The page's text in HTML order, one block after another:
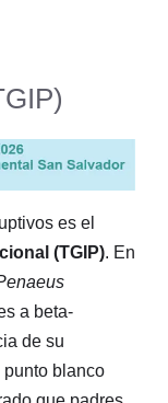
es el
(TGIP). En
a beta-
de su
blanco